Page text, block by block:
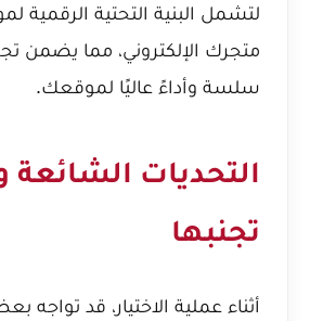
لتشمل البنية التحتية الرقمية
متجرك الإلكتروني، مما يضمن
سلسة وأداءً عاليًا لموقعك.
التحديات الشائعة
تجنبها
أثناء عملية الاختيار، قد تواجه